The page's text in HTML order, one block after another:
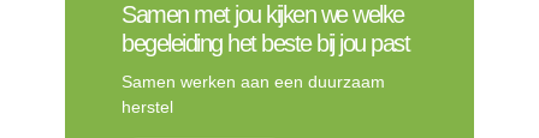
Samen met jou kijken we welke
begeleiding het beste bij jou past
Samen werken aan een duurzaam
herstel